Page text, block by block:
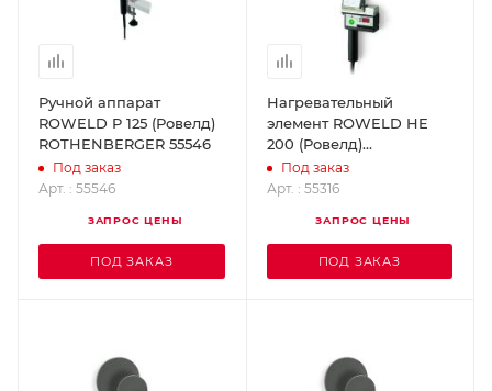
Ручной аппарат
ROWELD P 125 (Ровелд)
ROTHENBERGER 55546
Под заказ
Арт. : 55546
ЗАПРОС ЦЕНЫ
ПОД ЗАКАЗ
Нагревательный
элемент ROWELD HE
200 (Ровелд)
ROTHENBERGER 55316
Под заказ
Арт. : 55316
ЗАПРОС ЦЕНЫ
ПОД ЗАКАЗ